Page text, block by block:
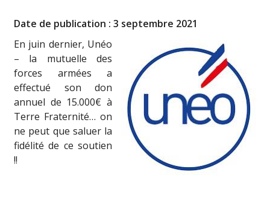
Date de publication : 3 septembre 2021
En juin dernier, Unéo
– la mutuelle des
forces armées a
effectué son don
annuel de 15.000€ à
Terre Fraternité… on
ne peut que saluer la
fidélité de ce soutien
!!